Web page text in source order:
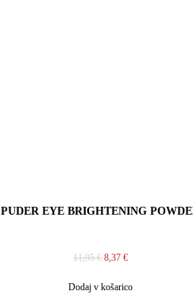
PUDER EYE BRIGHTENING
11,95€ 8,37€
Dodaj v košarico